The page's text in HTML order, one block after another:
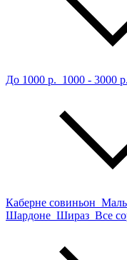
До 1000 р. 1000 - 3000
Каберне совиньон
Шардоне Шираз Все